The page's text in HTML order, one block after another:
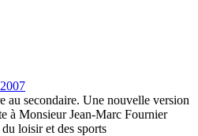
au secondaire. Une nouvelle version
à Monsieur Jean-Marc Fournier
loisir et des sports